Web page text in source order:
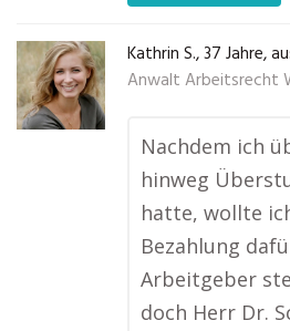
Kathrin S., 37 Jahre,
Anwalt Arbeitsrecht
Nachdem ich
hinweg
hatte, wollte
Bezahlung
Arbeitgeber
doch Herr Dr.